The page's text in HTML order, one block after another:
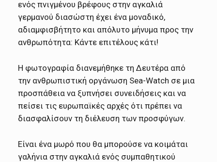
ενός πνιγμένου βρέφους στην αγκαλιά
γερμανού διασώστη έχει ένα μοναδικό,
αδιαμφισβήτητο και απόλυτο μήνυμα προς την
ανθρωπότητα: Κάντε επιτέλους κάτι!
Η φωτογραφία διανεμήθηκε τη Δευτέρα από
την ανθρωπιστική οργάνωση Sea-Watch σε μια
προσπάθεια να ξυπνήσει συνειδήσεις και να
πείσει τις ευρωπαϊκές αρχές ότι πρέπει να
διασφαλίσουν τη διέλευση των προσφύγων.
Είναι ένα μωρό που θα μπορούσε να κοιμάται
γαλήνια στην αγκαλιά ενός συμπαθητικού